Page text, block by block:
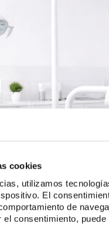
cookies
utilizamos
El
de
consentimiento,